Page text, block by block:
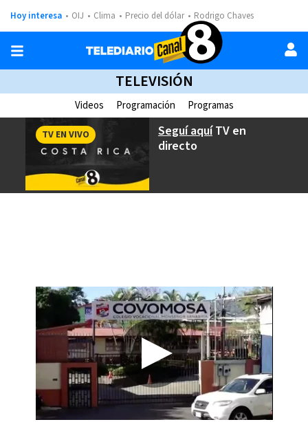
Hoy interesa OIJ Clima Precio del dólar Rodrigo Chaves
TELEVISIÓN
Videos Programación Programas
Seguí aquíTV en
directo
TV EN VIVO